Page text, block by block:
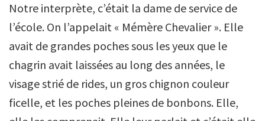
Notre interprète, c’était la dame de service de
l’école. On l’appelait « Mémère Chevalier ». Elle
avait de grandes poches sous les yeux que le
chagrin avait laissées au long des années, le
visage strié de rides, un gros chignon couleur
ficelle, et les poches pleines de bonbons. Elle,